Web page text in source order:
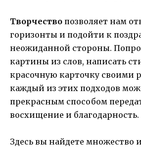
Творчество позволяет нам
горизонты и подойти к
неожиданной стороны.
картины из слов, написать
красочную карточку своими
каждый из этих подходов
прекрасным способом
восхищение и благодарность.
Здесь вы найдете множество